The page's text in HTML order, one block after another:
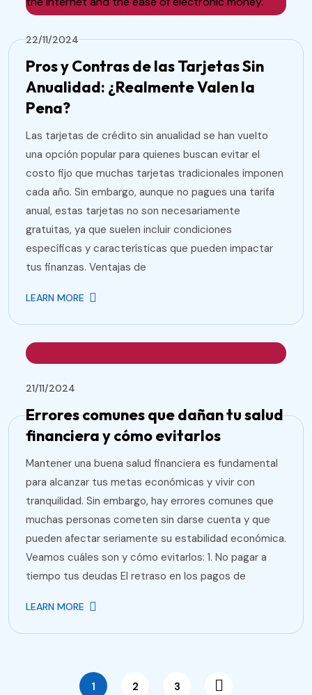
22/11/2024
Pros y Contras de las Tarjetas Sin
Anualidad: ¿Realmente Valen la
Pena?
Las tarjetas de crédito sin anualidad se han vuelto
una opción popular para quienes buscan evitar el
costo fijo que muchas tarjetas tradicionales imponen
cada año. Sin embargo, aunque no pagues una tarifa
anual, estas tarjetas no son necesariamente
gratuitas, ya que suelen incluir condiciones
específicas y características que pueden impactar
tus finanzas. Ventajas de
LEARN MORE
21/11/2024
Errores comunes que dañan tu salud
financiera y cómo evitarlos
Mantener una buena salud financiera es fundamental
para alcanzar tus metas económicas y vivir con
tranquilidad. Sin embargo, hay errores comunes que
muchas personas cometen sin darse cuenta y que
pueden afectar seriamente su estabilidad económica.
Veamos cuáles son y cómo evitarlos: 1. No pagar a
tiempo tus deudas El retraso en los pagos de
LEARN MORE
1 2 3